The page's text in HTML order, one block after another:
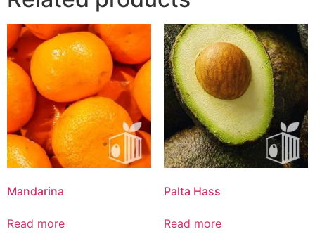
Mandarina
Read more
Palta Hass
Read more